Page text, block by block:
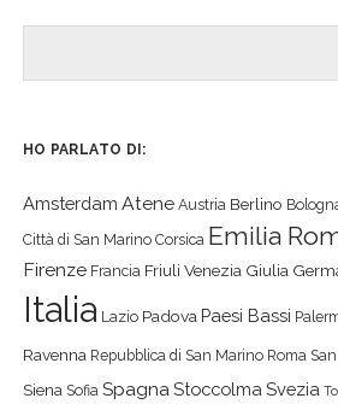
HO PARLATO DI:
Amsterdam Atene Austria Berlino
Città di San Marino Corsica Emilia
Firenze Francia Friuli Venezia Giulia
Italia Lazio Padova Paesi Bassi
Ravenna Repubblica di San Marino Roma
Siena Sofia SpagnaStoccolma Svezia